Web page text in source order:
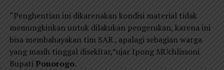
“Penghentian ini dikarenakan kondisi material tidak
memungkinkan untuk dilakukan pengerukan, karena ini
bisa membahayakan tim SAR , apalagi sebagian warga
yang masih tinggal disekitar,”ujar Ipong MUchlissoni
Bupati Ponorogo.